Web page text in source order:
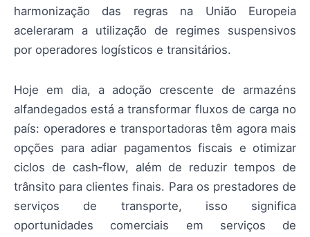
harmonização das regras na União Europeia
aceleraram a utilização de regimes suspensivos
por operadores logísticos e transitários.
Hoje em dia, a adoção crescente de armazéns
alfandegados está a transformar fluxos de carga no
país: operadores e transportadoras têm agora mais
opções para adiar pagamentos fiscais e otimizar
ciclos de cash‑flow, além de reduzir tempos de
trânsito para clientes finais. Para os prestadores de
serviços de transporte, isso significa
oportunidades comerciais em serviços de